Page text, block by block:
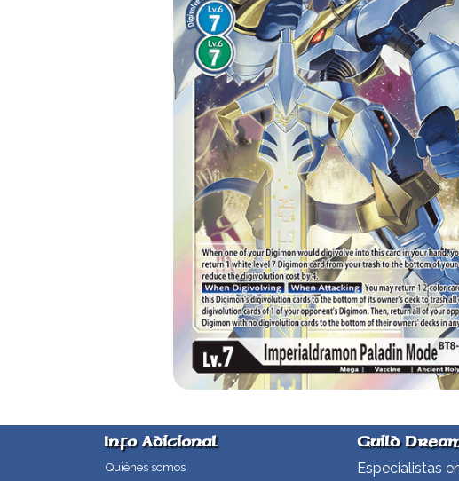
Info Adicional
Quiénes somos
Guild
Especialistas